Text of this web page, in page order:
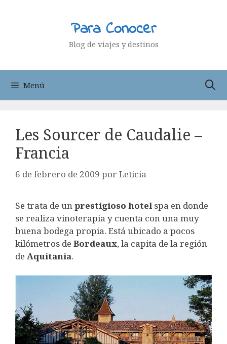
Para Conocer
Blog de viajes y destinos
Menú
Les Sourcer de Caudalie –
Francia
6 de febrero de 2009 por Leticia
Se trata de un prestigioso hotel spa en donde
se realiza vinoterapia y cuenta con una muy
buena bodega propia. Está ubicado a pocos
kilómetros de Bordeaux, la capita de la región
de Aquitania.